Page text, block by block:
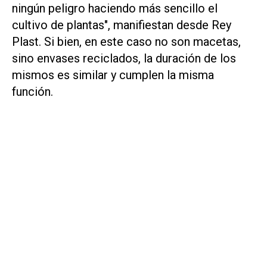
ningún peligro haciendo más sencillo el
cultivo de plantas", manifiestan desde Rey
Plast. Si bien, en este caso no son macetas,
sino envases reciclados, la duración de los
mismos es similar y cumplen la misma
función.